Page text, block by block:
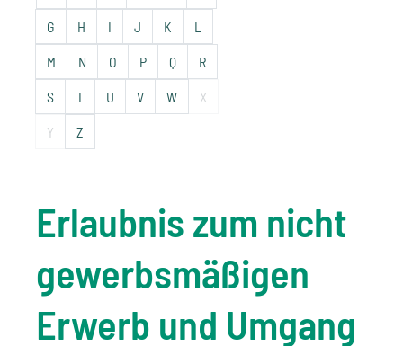
G H I J K L
M N O P Q R
S T U V W X
Y Z
Erlaubnis zum nicht
gewerbsmäßigen
Erwerb und Umgang